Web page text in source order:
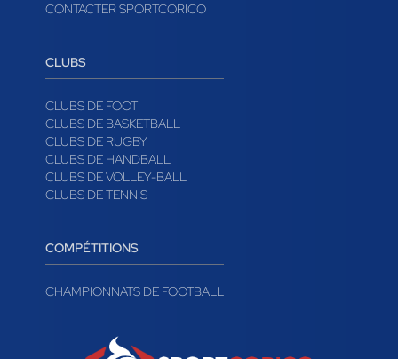
CONTACTER SPORTCORICO
CLUBS
CLUBS DE FOOT
CLUBS DE BASKETBALL
CLUBS DE RUGBY
CLUBS DE HANDBALL
CLUBS DE VOLLEY-BALL
CLUBS DE TENNIS
COMPÉTITIONS
CHAMPIONNATS DE FOOTBALL